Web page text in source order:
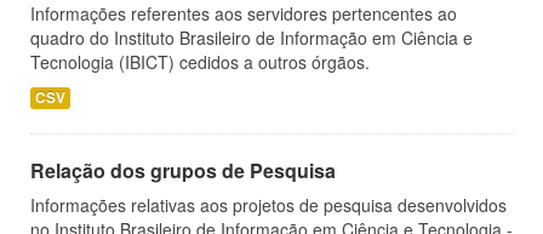
Informações referentes aos servidores pertencentes ao
quadro do Instituto Brasileiro de Informação em Ciência e
Tecnologia (IBICT) cedidos a outros órgãos.
CSV
Relação dos grupos de Pesquisa
Informações relativas aos projetos de pesquisa desenvolvidos
no Instituto Brasileiro de Informação em Ciência e Tecnologia -